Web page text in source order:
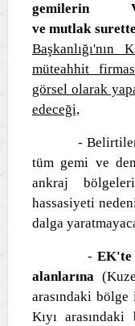
gemilerin
ve mutlak
Başkanlığı'nın
müteahhit
görsel olarak
edeceği,
- Belirtilen
tüm gemi ve
ankraj
hassasiyeti
dalga
- EK'te
alanlarına
arasındaki
Kıyı arasındaki